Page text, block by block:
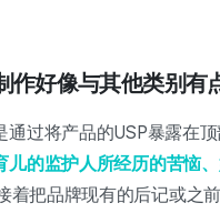
作好像与其他类别有
过将产品的USP暴露在
的监护人所经历的苦恼、
着把品牌现有的后记或之